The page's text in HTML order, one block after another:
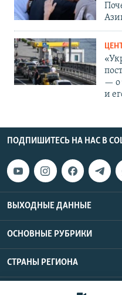
— о
и
ПОДПИШИТЕСЬ НА НАС В
ВЫХОДНЫЕ ДАННЫЕ
ОСНОВНЫЕ РУБРИКИ
СТРАНЫ РЕГИОНА